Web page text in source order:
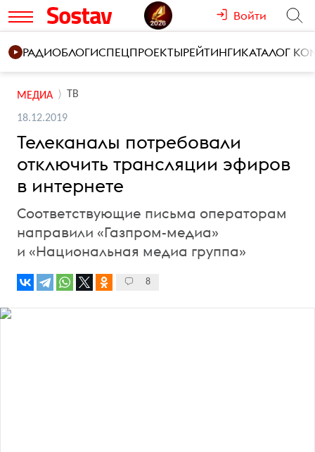
Войти
РАДИОБЛОГИСПЕЦПРОЕКТЫРЕЙТИНГИКАТАЛОГ
МЕДИА ТВ
18.12.2019
Телеканалы потребовали
отключить трансляции эфиров
в интернете
Соответствующие письма операторам
направили «Газпром-медиа»
и «Национальная медиа группа»
8